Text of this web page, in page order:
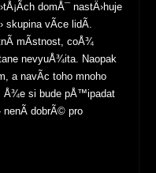
domÅ¯ nastÄ›huje
skupina vÃ­ce lidÃ­.
mÃ­stnost, coÅ¾
nevyuÅ¾ita. Naopak
a navÃ­c toho mnoho
Å¾e si bude pÅ™ipadat
nenÃ­ dobrÃ© pro